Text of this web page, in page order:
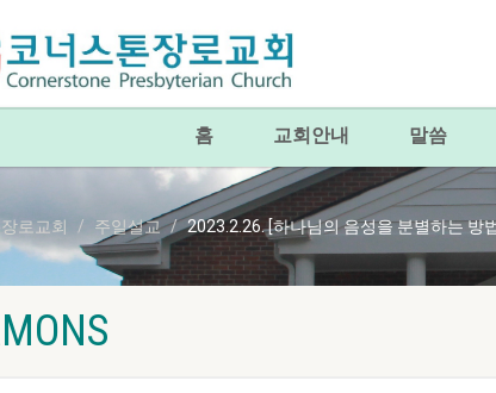
홈 교회안내 말씀
로교회 주일설교 2023.2.26. [하나님의 음성을 분별하는 방